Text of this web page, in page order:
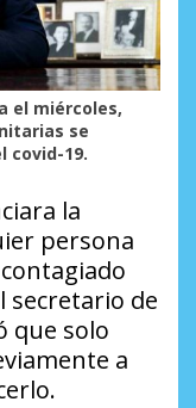
el miércoles,
se
covid-19.
la
persona
secretario de
que solo
a